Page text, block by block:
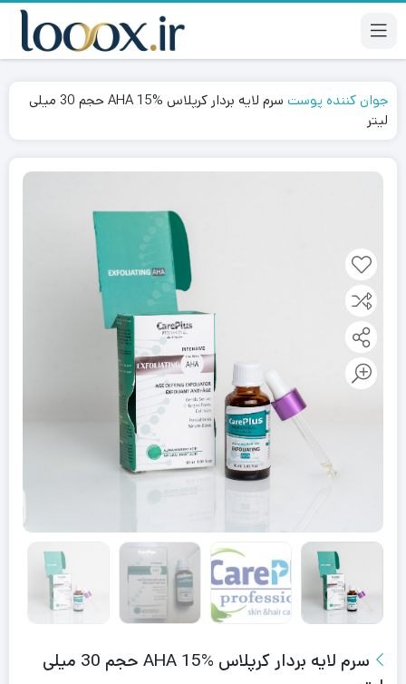
جوان کننده پوست
سرم لایه بردار کرپلاس AHA 15% حجم 30 میلی
لیتر
سرم لایه بردار کرپلاس AHA 15% حجم 30 میلی